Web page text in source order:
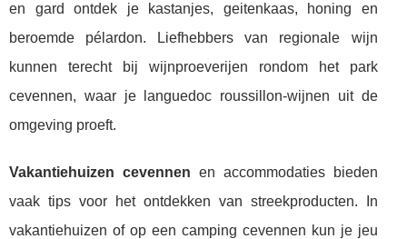
en gard ontdek je kastanjes, geitenkaas, honing en
beroemde pélardon. Liefhebbers van regionale wijn
kunnen terecht bij wijnproeverijen rondom het park
cevennen, waar je languedoc roussillon-wijnen uit de
omgeving proeft.
Vakantiehuizen cevennen en accommodaties bieden
vaak tips voor het ontdekken van streekproducten. In
vakantiehuizen of op een camping cevennen kun je jeu